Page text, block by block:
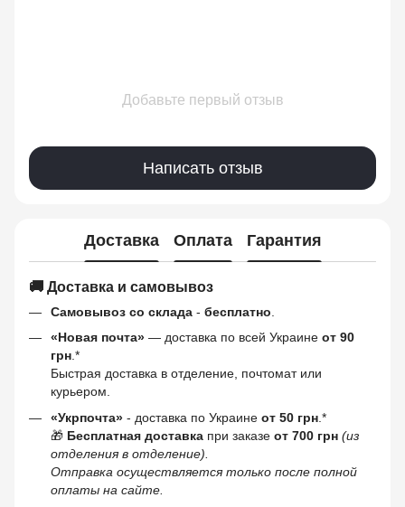
Добавьте первый отзыв
Написать отзыв
Доставка Оплата Гарантия
🚚 Доставка и самовывоз
Самовывоз со склада - бесплатно
«Новая почта» — доставка по всей Украине от 90
грн.*
Быстрая доставка в отделение, почтомат или
курьером.
«Укрпочта» - доставка по Украине от 50 грн .*
🎁 Бесплатная доставка при заказе от 700 грн (из
отделения в отделение).
Отправка осуществляется только после полной
оплаты на сайте.